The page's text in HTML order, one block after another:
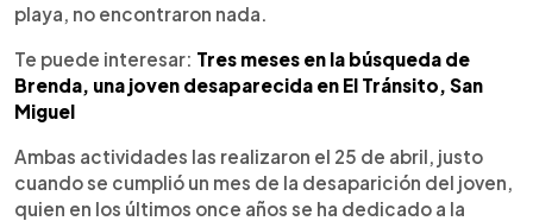
playa, no encontraron nada.
Te puede interesar: Tres meses en la búsqueda de
Brenda, una joven desaparecida en El Tránsito, San
Miguel
Ambas actividades las realizaron el 25 de abril, justo
cuando se cumplió un mes de la desaparición del joven,
quien en los últimos once años se ha dedicado a la